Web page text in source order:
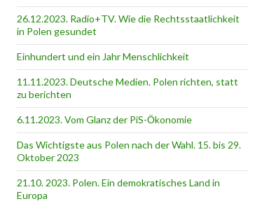
26.12.2023. Radio+TV. Wie die Rechtsstaatlichkeit
in Polen gesundet
Einhundert und ein Jahr Menschlichkeit
11.11.2023. Deutsche Medien. Polen richten, statt
zu berichten
6.11.2023. Vom Glanz der PiS-Ӧkonomie
Das Wichtigste aus Polen nach der Wahl. 15. bis 29.
Oktober 2023
21.10. 2023. Polen. Ein demokratisches Land in
Europa